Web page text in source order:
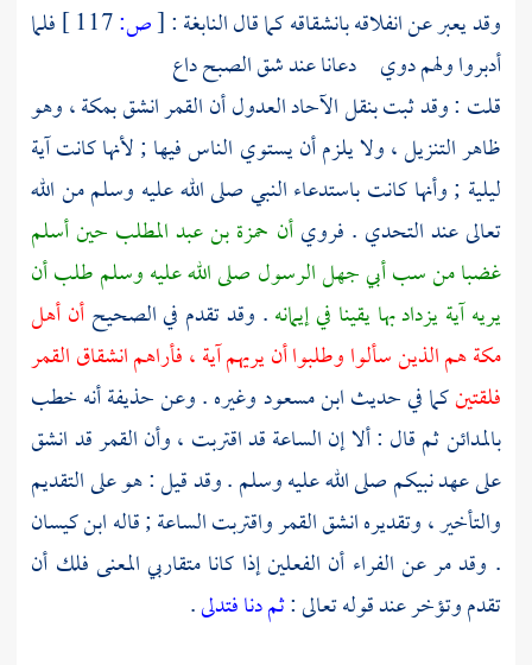
وقد يعبر عن انفلاقه بانشقاقه كما قالالنابغة:
[ص:
فلما
أدبروا ولهم دوي دعانا عند شق الصبح داع
قلت : وقد ثبت بنقل الآحاد العدول أن القمر انشقبمكة، وهو
ظاهر التنزيل ، ولا يلزم أن يستوي الناس فيها ; لأنها كانت آية
ليلية ; وأنها كانت باستدعاء النبي صلى الله عليه وسلم من الله
تعالى عند التحدي . فرويأن حمزة بن عبد المطلب حين أسلم
غضبا من سبأبي جهلالرسول صلى الله عليه وسلم طلب أن
يريه آية يزداد بها يقينا في إيمانه. وقد تقدم في الصحيحأنأهل
مكةهم الذين سألوا وطلبوا أن يريهم آية ، فأراهم انشقاق القمر
فلقتينكما في حديثابن مسعودوغيره . وعنحذيفةأنه خطب
بالمدائنثم قال : ألا إن الساعة قد اقتربت ، وأن القمر قد انشق
على عهد نبيكم صلى الله عليه وسلم . وقد قيل : هو على التقديم
والتأخير ، وتقديره انشق القمر واقتربت الساعة ; قالهابن كيسان
. وقد مر عنالفراء أن الفعلين إذا كانا متقاربي المعنى فلك أن
تقدم وتؤخر عند قوله تعالى :ثم دنا فتدلى.